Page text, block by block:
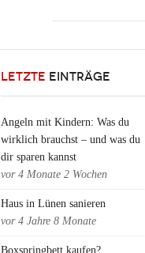
LETZTE EINTRÄGE
Angeln mit Kindern: Was du
wirklich brauchst – und was du
dir sparen kannst
vor 4 Monate 2 Wochen
Haus in Lünen sanieren
vor 4 Jahre 8 Monate
Boxspringbett kaufen?